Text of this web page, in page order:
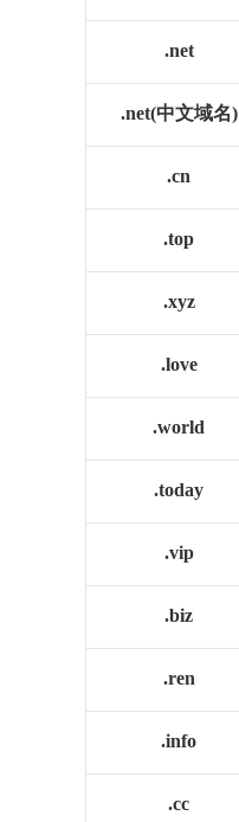
.net
.net(中文域名)
.cn
.top
.xyz
.love
.world
.today
.vip
.biz
.ren
.info
.cc